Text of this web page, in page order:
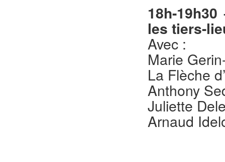
18h-
les tiers-
Avec :
Marie
La Flèche
Anthony
Juliette
Arnaud